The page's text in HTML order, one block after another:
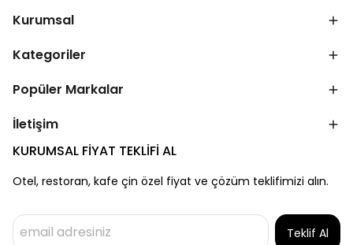
Kurumsal
Kategoriler
Popüler Markalar
İletişim
KURUMSAL FİYAT TEKLİFİ AL
Otel, restoran, kafe çin özel fiyat ve çözüm teklifimizi alın.
Teklif Al